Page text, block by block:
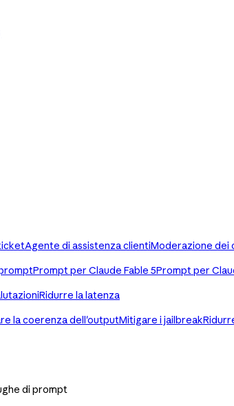
Agente di assistenza clientiModerazione dei
Prompt per Claude Fable 5Prompt per
Ridurre la latenza
la coerenza dell'outputMitigare i jailbreak
di prompt